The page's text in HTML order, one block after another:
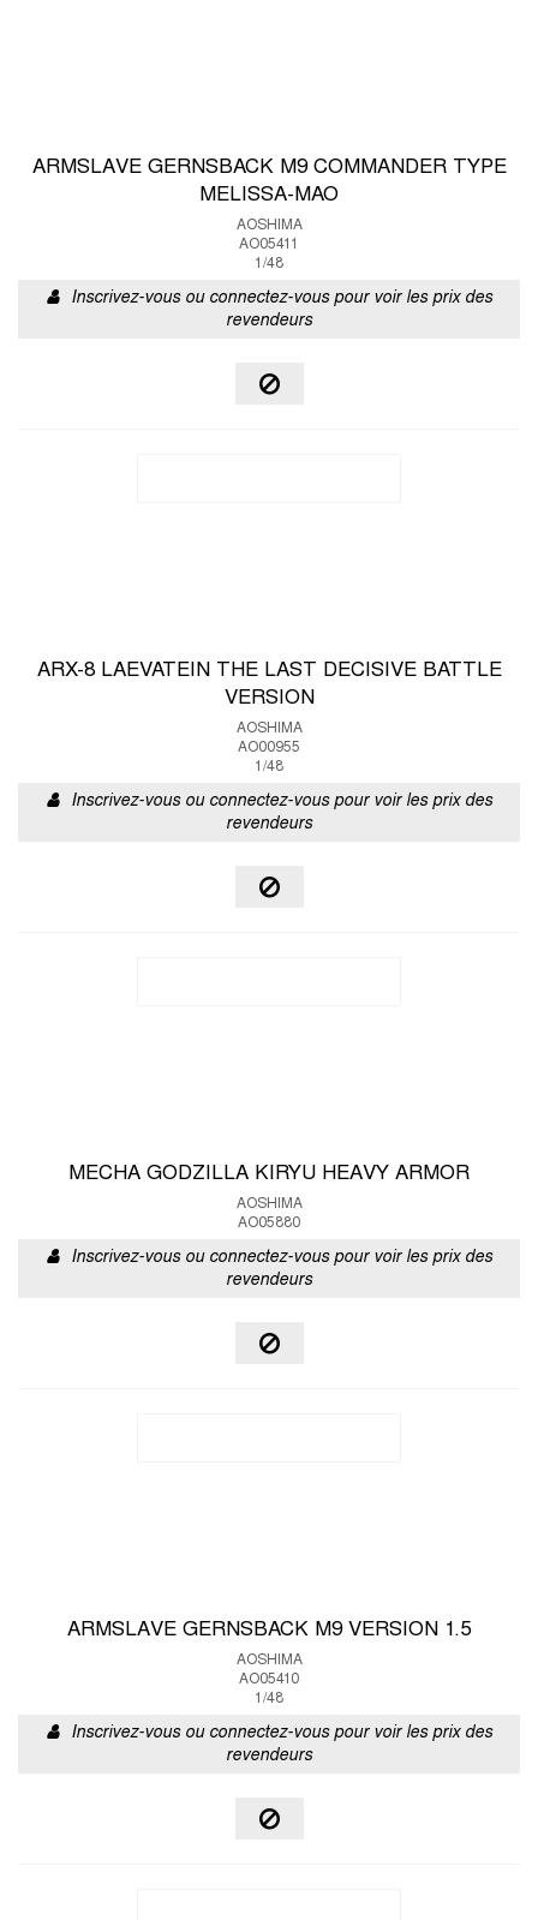
ARMSLAVE GERNSBACK M9 COMMANDER TYPE
MELISSA-MAO
AOSHIMA
AO05411
1/48
Inscrivez-vous ou connectez-vous pour voir les prix des
revendeurs
ARX-8 LAEVATEIN THE LAST DECISIVE BATTLE
VERSION
AOSHIMA
AO00955
1/48
Inscrivez-vous ou connectez-vous pour voir les prix des
revendeurs
MECHA GODZILLA KIRYU HEAVY ARMOR
AOSHIMA
AO05880
Inscrivez-vous ou connectez-vous pour voir les prix des
revendeurs
ARMSLAVE GERNSBACK M9 VERSION 1.5
AOSHIMA
AO05410
1/48
Inscrivez-vous ou connectez-vous pour voir les prix des
revendeurs